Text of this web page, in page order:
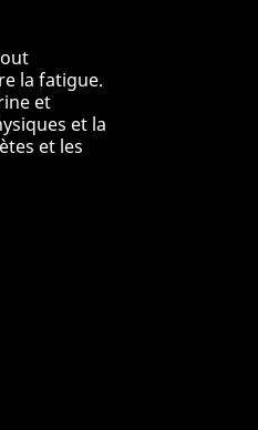
la fatigue.
et
et la
et les